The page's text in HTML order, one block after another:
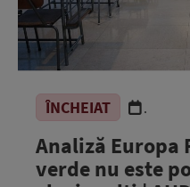
ÎNCHEIAT .
Analiză Europa
verde nu este